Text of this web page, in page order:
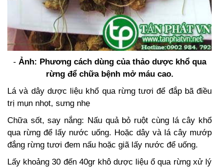
- Ảnh: Phương cách dùng của thảo dược khổ qua
rừng để chữa bệnh mở máu cao.
Lá và dây dược liệu khổ qua rừng tươi để đắp bã điều
trị mụn nhọt, sưng nhẹ
Chữa sốt, say nắng: Nấu quả bỏ ruột cùng lá cây khổ
qua rừng để lấy nước uống. Hoặc dây và lá cây mướp
đắng rừng tươi đem nấu hoặc giã lấy nước để uống.
Lấy khoảng 30 đến 40gr khô dược liệu ổ qua rừng xử lý